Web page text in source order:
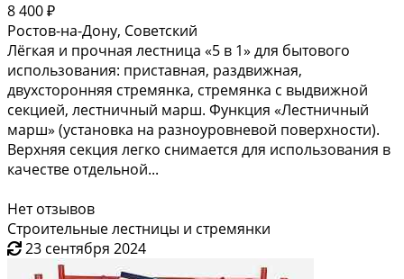
8 400 ₽
Ростов-на-Дону, Советский
Лёгкая и прочная лестница «5 в 1» для бытового
использования: приставная, раздвижная,
двухсторонняя стремянка, стремянка с выдвижной
секцией, лестничный марш. Функция «Лестничный
марш» (установка на разноуровневой поверхности).
Верхняя секция легко снимается для использования в
качестве отдельной...
Нет отзывов
Строительные лестницы и стремянки
23 сентября 2024